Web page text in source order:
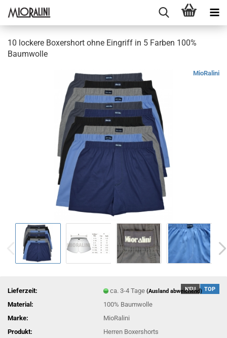
10 lockere Boxershort ohne Eingriff in 5 Farben 100%
Baumwolle
MioRalini
NEU TOP
Lieferzeit: ca. 3-4 Tage(Ausland abweichend)
Material:
100% Baumwolle
Marke:
MioRalini
Produkt:
Herren Boxershorts